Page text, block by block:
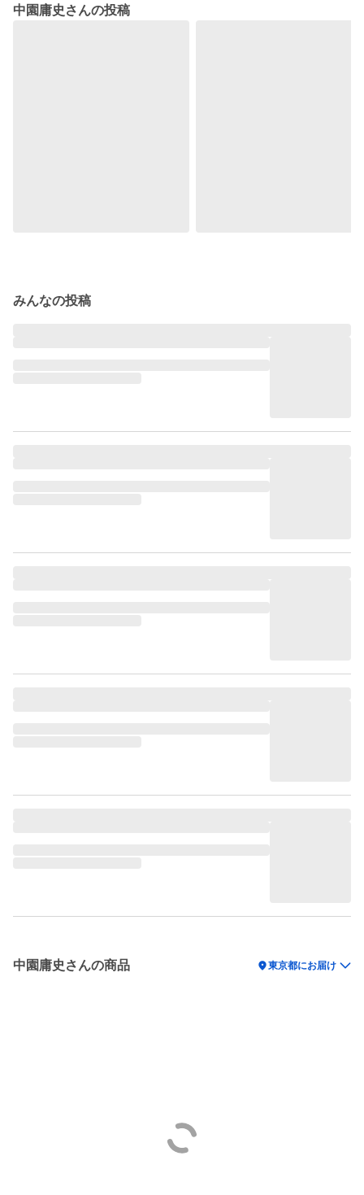
中園庸史さんの投稿
みんなの投稿
中園庸史さんの商品 location_on東京都にお届け